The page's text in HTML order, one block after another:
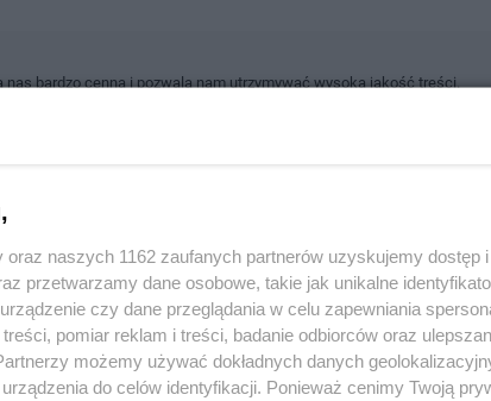
nas bardzo cenna i pozwala nam utrzymywać wysoką jakość treści.
o ciekawym wydarzeniu, które miało miejsce w Twojej okolicy,
z nami.
że każdy głos ma znaczenie.
oraz naszych 1162 zaufanych partnerów uzyskujemy dostęp
przetwarzamy dane osobowe, takie jak unikalne
czy dane przeglądania w celu zapewniania
pomiar reklam i treści, badanie odbiorców oraz
możemy używać dokładnych danych
do celów identyfikacji. Ponieważ cenimy Twoją